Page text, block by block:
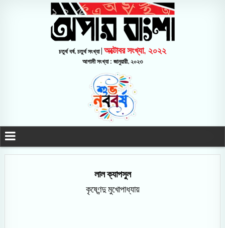
চতুর্থ বর্ষ, চতুর্থ সংখ্যা | অক্টোবর সংখ্যা, ২০২২
আগামী সংখ্যা : জানুয়ারী, ২০২৩
লাল ক্যাপসুল
কৃষ্ণেন্দু মুখোপাধ্যায়